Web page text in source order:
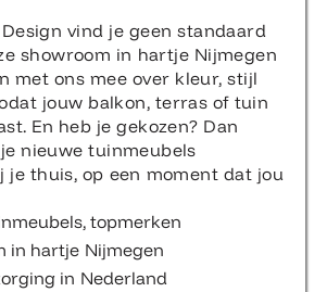
vind je geen standaard
showroom in hartje Nijmegen
met ons mee over kleur, stijl
jouw balkon, terras of tuin
En heb je gekozen? Dan
nieuwe tuinmeubels
je thuis, op een moment dat jou
topmerken
in hartje Nijmegen
in Nederland